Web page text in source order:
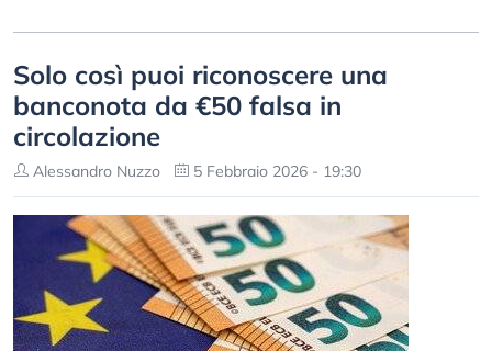
Solo così puoi riconoscere una
banconota da €50 falsa in
circolazione
Alessandro Nuzzo 5 Febbraio 2026 - 19:30